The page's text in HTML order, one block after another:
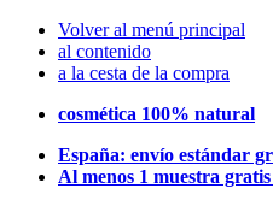
Volver al menú principal
al contenido
a la cesta de la compra
cosmética 100% natural
España: envío estándar
Al menos 1 muestra gratis